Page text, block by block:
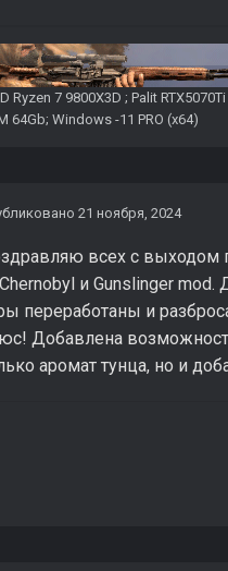
Ryzen 7 9800X3D ; Palit
64Gb; Windows -11 PRO (х64)
21 ноября, 2024
всех с выходом
и Gunslinger
переработаны и
Добавлена
аромат тунца, но и